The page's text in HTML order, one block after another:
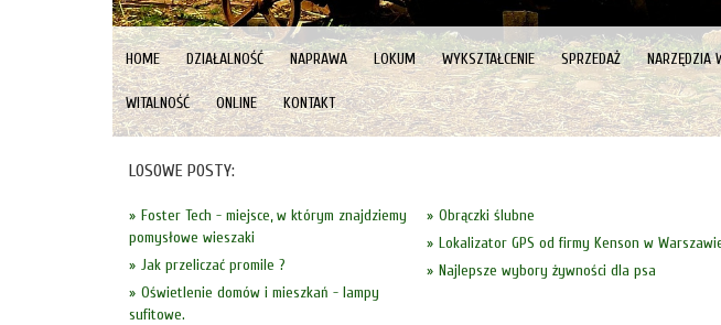
HOME DZIAŁALNOŚĆ NAPRAWA LOKUM WYKSZTAŁCENIE SPRZEDAŻ NARZĘDZIA
WITALNOŚĆ ONLINE KONTAKT
LOSOWE POSTY:
Obrączki ślubne
Foster Tech - miejsce, w którym znajdziemy
pomysłowe wieszaki
Lokalizator GPS od firmy Kenson w
Jak przeliczać promile ?
Najlepsze wybory żywności dla psa
Oświetlenie domów i mieszkań - lampy
sufitowe.